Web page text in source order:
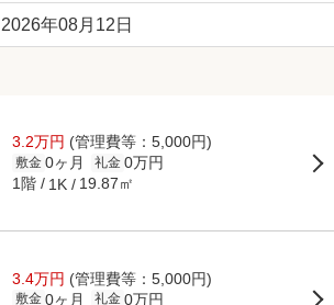
2026年08月12日
3.2万円 (管理費等：5,000円)
敷金 0ヶ月 礼金 0万円
1階 1K 19.87㎡
3.4万円 (管理費等：5,000円)
敷金 0ヶ月 礼金 0万円